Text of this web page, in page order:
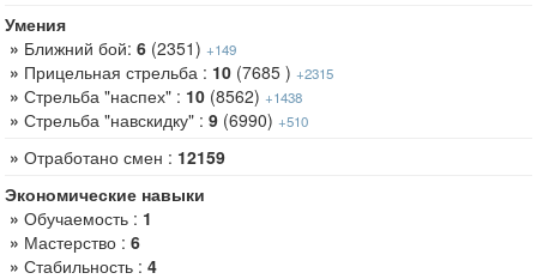
Умения
» Ближний бой: 6 (2351) +149
» Прицельная стрельба : 10 (7685 ) +2315
» Стрельба "наспех" : 10 (8562) +1438
» Стрельба "навскидку" : 9 (6990) +510
» Отработано смен : 12159
Экономические навыки
» Обучаемость : 1
» Мастерство : 6
» Стабильность : 4